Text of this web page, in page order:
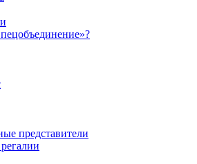
представители